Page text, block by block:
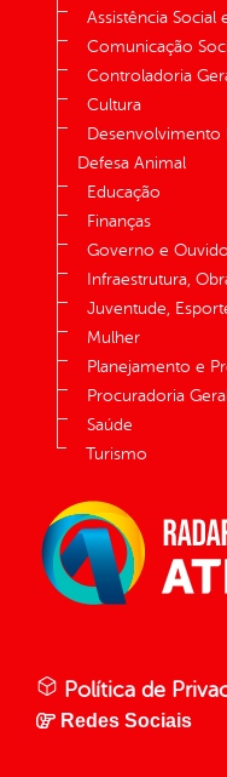
Assistência Social
Comunicação
Controladoria
Cultura
Desenvolvimento
Defesa Animal
Educação
Finanças
Governo e
Infraestrutura,
Juventude,
Mulher
Planejamento e
Procuradoria
Saúde
Turismo
Política de
Redes Sociais